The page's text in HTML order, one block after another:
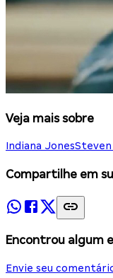
Veja mais sobre
Indiana Jones
Compartilhe em
Encontrou algum
Envie seu